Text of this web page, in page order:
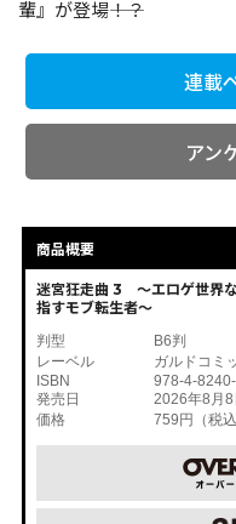
輩』が登場――！？
連載
アン
商品概要
迷宮狂走曲 3 ～エロゲ世界
指すモブ転生者～
判型
B6判
レーベル
ガルドコミ
ISBN
978-4-
発売日
2026年8月8
価格
759円（税込